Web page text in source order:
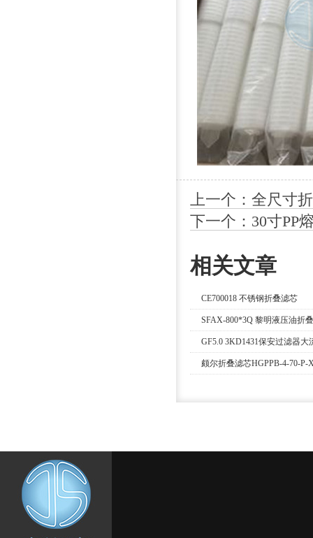
上一个：全尺寸
下一个：30寸PP
相关文章
CE700018 不锈钢折叠滤芯
SFAX-800*3Q 黎明液压油折
GF5.0 3KD1431保安过滤器大
颇尔折叠滤芯HGPPB-4-70-P-